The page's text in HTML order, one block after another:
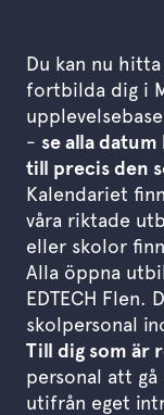
Du kan nu
fortbilda dig i
- se alla
till precis den
Kalendariet
våra riktade
eller skolor
Alla öppna
EDTECH Flen.
skolpersonal
Till dig som är
personal att
utifrån eget